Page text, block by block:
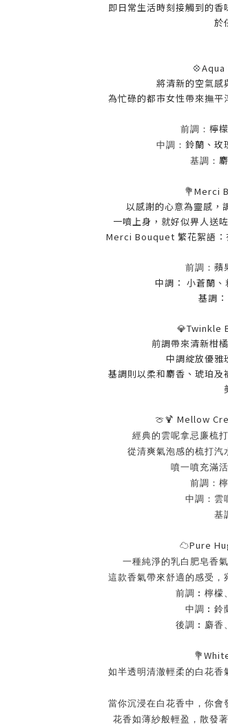
即日常生活時刻接觸到的香
於
💠Aqua
將清新的空氣感
為忙碌的都市女性帶來撫
前調： 檸
中調： 鈴蘭、玫
基調：
💐Merci
以感謝的心意為靈感，
一噴上身，就好似畀人送
Merci Bouquet 繁花絮語：
前調： 蘋
中調： 小蒼蘭
基調
💎Twinkle
前調帶來清新柑
中調綻放優雅
基調則以柔和麝香、琥珀
🍈🍹 Mellow
經典的雲呢拿忌廉梳
從清爽氣泡感的梳打汽
噴一噴充滿
前調：
中調：雲
基
☁️Pure
一種純淨的乳白肥皂香
這款香氣帶來舒適的感受，
前調︰檸檬
中調︰鈴
後調︰麝香
💐
如半透明清澈輕柔的白花香
當你沉浸在白花香中，你會
花香如薄紗般輕盈，散發